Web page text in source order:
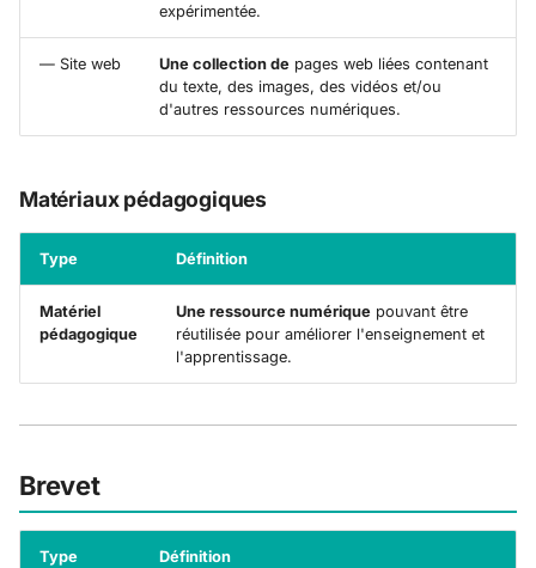
expérimentée.
— Site web Une collection de pages web liées contenant
du texte, des images, des vidéos et/ou
d'autres ressources numériques.
Matériaux pédagogiques
Type Définition
Matériel
pédagogique
Une ressource numérique pouvant être
réutilisée pour améliorer l'enseignement et
l'apprentissage.
Brevet
Type Définition